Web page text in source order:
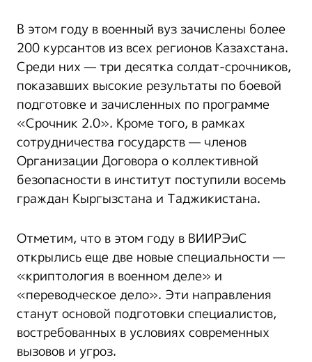
В этом году в военный вуз зачислены более
200 курсантов из всех регионов Казахстана.
Среди них — три десятка солдат-срочников,
показавших высокие результаты по боевой
подготовке и зачисленных по программе
«Срочник 2.0». Кроме того, в рамках
сотрудничества государств — членов
Организации Договора о коллективной
безопасности в институт поступили восемь
граждан Кыргызстана и Таджикистана.
Отметим, что в этом году в ВИИРЭиС
открылись еще две новые специальности —
«криптология в военном деле» и
«переводческое дело». Эти направления
станут основой подготовки специалистов,
востребованных в условиях современных
вызовов и угроз.